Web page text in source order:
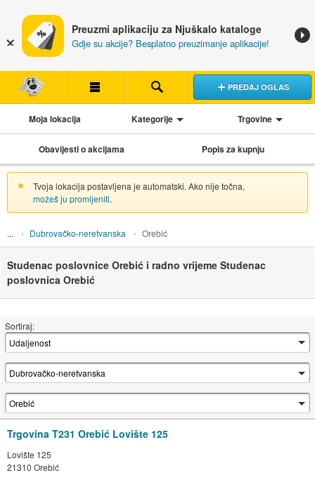
Preuzmi aplikaciju za Njuškalo kataloge
Gdje su akcije? Besplatno preuzimanje aplikacije!
PREDAJ OGLAS
Moja lokacija Kategorije Trgovine
Obavijesti o akcijama Popis za kupnju
Tvoja lokacija postavljena je automatski. Ako nije točna,
možeš ju promijeniti.
Dubrovačko-neretvanska Orebić
Studenac poslovnice Orebić i radno vrijeme Studenac
poslovnica Orebić
Sortiraj:
Trgovina T231 Orebić Lovište 125
Lovište 125
21310 Orebić